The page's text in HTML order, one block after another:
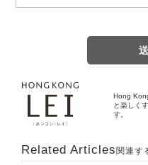
Hong
と楽しく
す。
Related Articles 関連す